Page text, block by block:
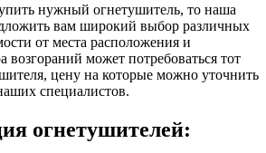
нужный огнетушитель, то наша
вам широкий выбор различных
от места расположения и
возгораний может потребоваться тот
цену на которые можно уточнить
специалистов.
огнетушителей: